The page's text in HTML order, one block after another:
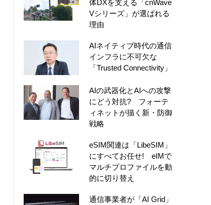
体DXを支える「cnWave
Vシリーズ」が選ばれる
理由
AIネイティブ時代の通信
インフラに不可欠な
「Trusted Connectivity」
AIの武器化とAIへの攻撃
にどう対抗? フォーテ
ィネットが描く新・防御
戦略
eSIM関連は「LibeSIM」
にすべてお任せ! eIMで
マルチプロファイルを動
的に切り替え
通信事業者が「AI Grid」